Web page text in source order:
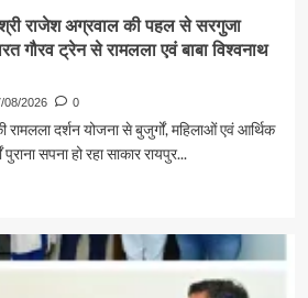
राजेश अग्रवाल की पहल से सरगुजा
गौरव ट्रेन से रामलला एवं बाबा विश्वनाथ
08/2026 0
रामलला दर्शन योजना से बुजुर्गों, महिलाओं एवं आर्थिक
सपना हो रहा साकार रायपुर...